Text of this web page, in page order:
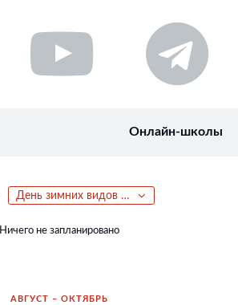
Онлайн-школы
День зимних видов спорта
Ничего не запланировано
АВГУСТ – ОКТЯБРЬ